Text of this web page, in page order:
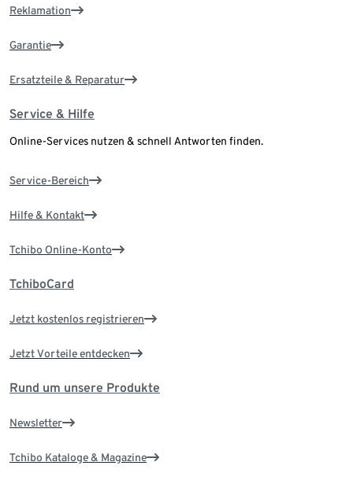
Reklamation
Garantie
Ersatzteile & Reparatur
Service & Hilfe
Online-Services nutzen & schnell Antworten finden.
Service-Bereich
Hilfe & Kontakt
Tchibo Online-Konto
TchiboCard
Jetzt kostenlos registrieren
Jetzt Vorteile entdecken
Rund um unsere Produkte
Newsletter
Tchibo Kataloge & Magazine